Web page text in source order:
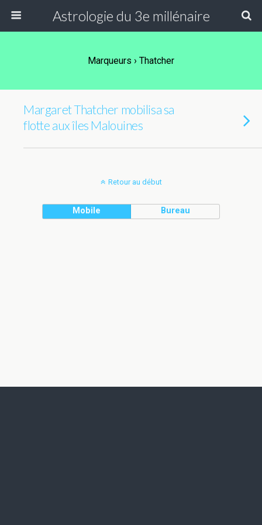
Astrologie du 3e millénaire
Marqueurs › Thatcher
Margaret Thatcher mobilisa sa
flotte aux îles Malouines
Retour au début
Mobile Bureau